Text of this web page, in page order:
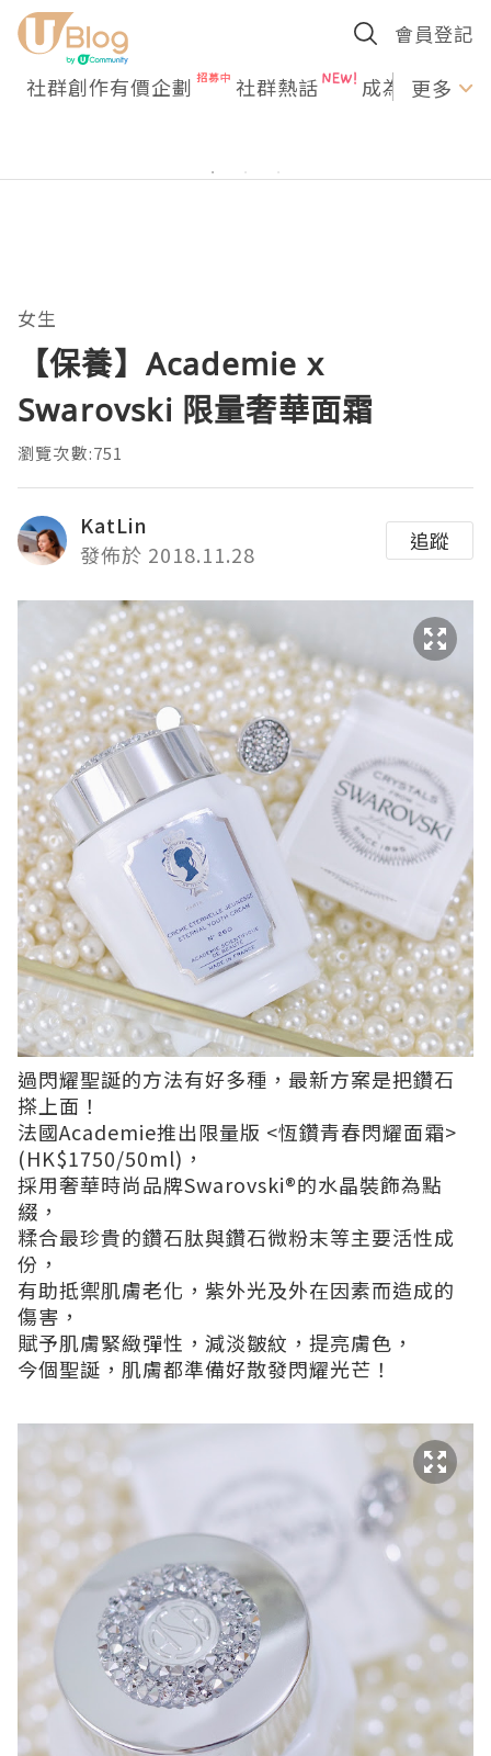
會員登記
社群創作有價企劃 社群熱話 成為U更多
女生
【保養】Academie x
Swarovski 限量奢華面霜
瀏覽次數:751
KatLin
發佈於 2018.11.28
追蹤
過閃耀聖誕的方法有好多種，最新方案是把鑽石
搽上面！
法國Academie推出限量版 <恆鑽青春閃耀面霜>
(HK$1750/50ml)，
採用奢華時尚品牌Swarovski®的水晶裝飾為點
綴，
糅合最珍貴的鑽石肽與鑽石微粉末等主要活性成
份，
有助抵禦肌膚老化，紫外光及外在因素而造成的
傷害，
賦予肌膚緊緻彈性，減淡皺紋，提亮膚色，
今個聖誕，肌膚都準備好散發閃耀光芒！